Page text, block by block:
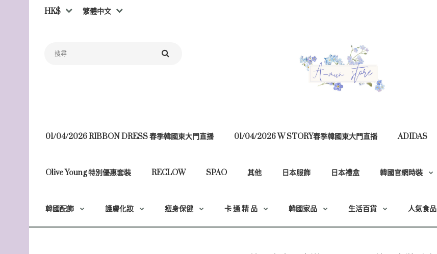
HK$ 繁體中文
01/04/2026 RIBBON DRESS 春季韓國東大門直播 01/04/2026 W STORY春季韓國東大門直播 ADIDAS
Olive Young 特別優惠套裝 RECLOW SPAO 其他 日本服飾 日本禮盒 韓國官網時裝
韓國配飾 護膚化妝 瘦身保健 卡 通 精 品 韓國家品 生活百貨 人氣食品